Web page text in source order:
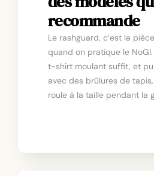
recommande
Le rashguard, c’est la
quand on pratique le NoGI.
t-shirt moulant suffit, et
avec des brûlures de
roule à la taille pendant la